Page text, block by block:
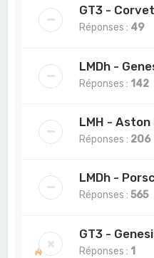
GT3 -
Réponses : 49
LMDh -
Réponses : 142
LMH -
Réponses : 206
LMDh -
Réponses :565
GT3 -
Réponses : 1